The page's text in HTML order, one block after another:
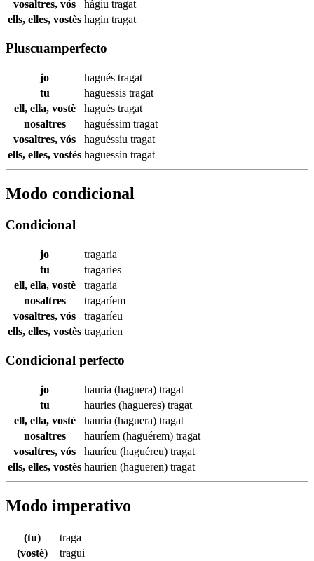
vosaltres, vós
hàgiu tragat
ells, elles, vostès hagin tragat
Pluscuamperfecto
jo hagués tragat
tu
haguessis tragat
ell, ella, vostè
hagués tragat
nosaltres
haguéssim tragat
vosaltres, vós
haguéssiu tragat
ells, elles, vostès haguessin tragat
Modo condicional
Condicional
jo
tragaria
tu
tragaries
ell, ella, vostè
tragaria
nosaltres
tragaríem
vosaltres, vós
tragaríeu
ells, elles, vostès tragarien
Condicional perfecto
jo hauria (haguera) tragat
tu
hauries (hagueres) tragat
ell, ella, vostè
hauria (haguera) tragat
nosaltres
hauríem (haguérem) tragat
vosaltres, vós
hauríeu (haguéreu) tragat
ells, elles, vostès haurien (hagueren) tragat
Modo imperativo
(tu)
traga
(vostè)
tragui